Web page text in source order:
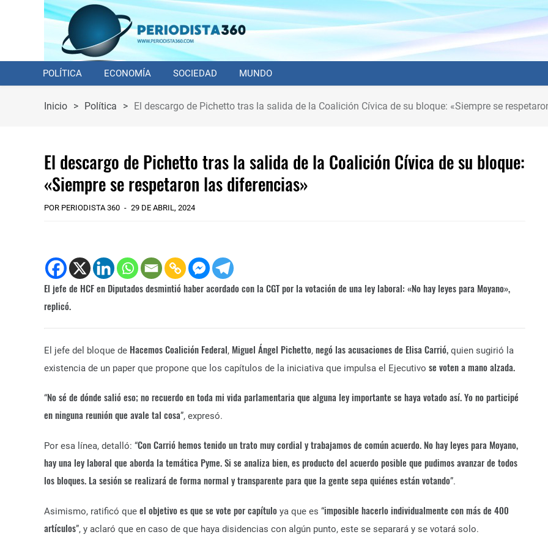
POLÍTICA ECONOMÍA SOCIEDAD MUNDO
Inicio > Política > El descargo de Pichetto tras la salida de la Coalición Cívica de su bloque: «Siempre se
El descargo de Pichetto tras la salida de la Coalición Cívica de su bloque:
«Siempre se respetaron las diferencias»
POR PERIODISTA 360 29 DE ABRIL, 2024
El jefe de HCF en Diputados desmintió haber acordado con la CGT por la votación de una ley laboral: «No hay leyes para Moyano»,
replicó.
El jefe del bloque de Hacemos Coalición Federal, Miguel Ángel Pichetto, negó las acusaciones de Elisa Carrió, quien sugirió la
existencia de un paper que propone que los capítulos de la iniciativa que impulsa el Ejecutivo se voten a mano alzada.
“No sé de dónde salió eso; no recuerdo en toda mi vida parlamentaria que alguna ley importante se haya votado así. Yo no participé
en ninguna reunión que avale tal cosa”, expresó.
Por esa línea, detalló: “Con Carrió hemos tenido un trato muy cordial y trabajamos de común acuerdo. No hay leyes para Moyano,
hay una ley laboral que aborda la temática Pyme. Si se analiza bien, es producto del acuerdo posible que pudimos avanzar de todos
los bloques. La sesión se realizará de forma normal y transparente para que la gente sepa quiénes están votando”.
Asimismo, ratificó que el objetivo es que se vote por capítulo ya que es “imposible hacerlo individualmente con más de 400
artículos”, y aclaró que en caso de que haya disidencias con algún punto, este se separará y se votará solo.